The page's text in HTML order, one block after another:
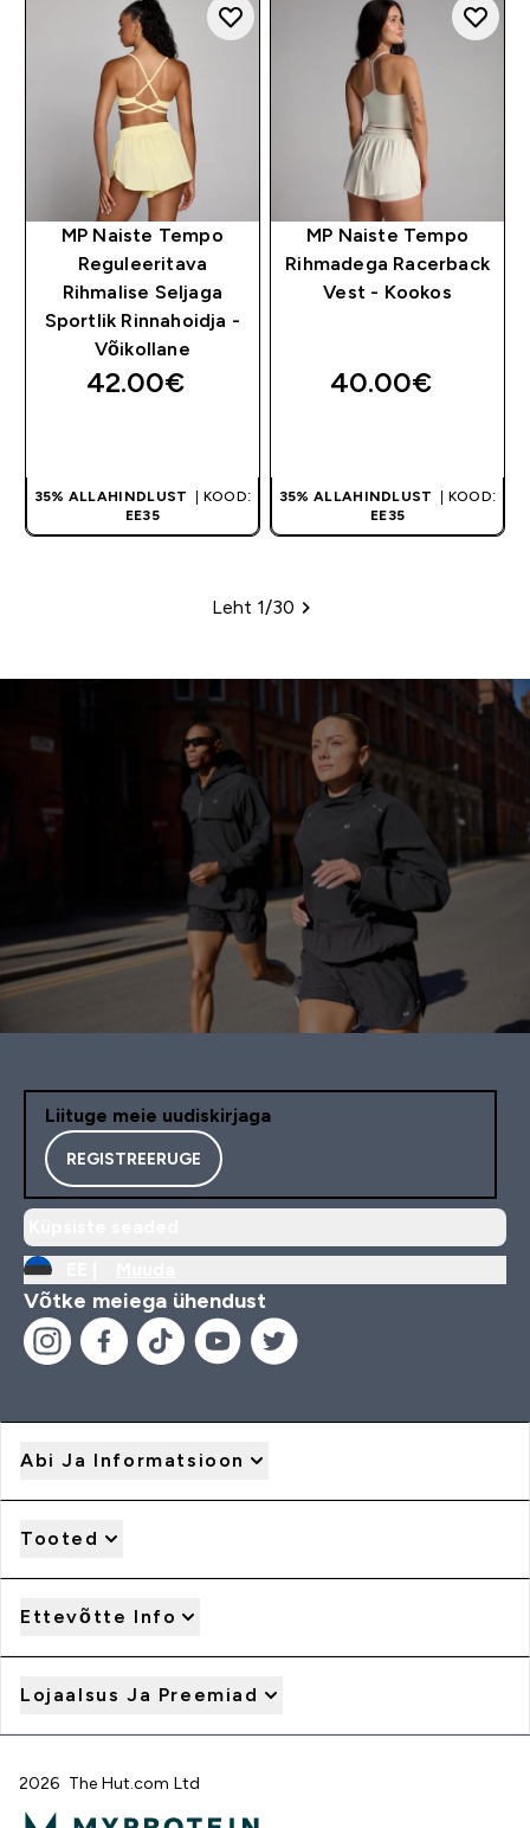
MP Naiste Tempo
Reguleeritava
Rihmalise Seljaga
Sportlik Rinnahoidja -
Võikollane
42.00€‎
35% ALLAHINDLUST
| KOOD:
EE35
MP Naiste Tempo
Rihmadega Racerback
Vest - Kookos
40.00€‎
35% ALLAHINDLUST
| KOOD:
EE35
Leheküljed
Leht 1/30
Liituge meie uudiskirjaga
REGISTREERUGE
Võtke meiega ühendust
Abi Ja Informatsioon
Tooted
Ettevõtte Info
Lojaalsus Ja Preemiad
2026 The Hut.com Ltd